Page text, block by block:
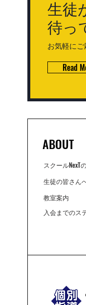
生徒
待っ
お気軽にご
Read
ABOUT
スクールNexT
生徒の皆さん
教室案内
入会までのス